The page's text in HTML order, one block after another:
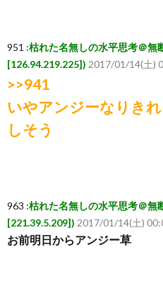
951 :枯れた名無しの水平思考＠無
[126.94.219.225]) 2017/01/14(土)
>>941
いやアンジーなりき
しそう
963 :枯れた名無しの水平思考＠無
[221.39.5.209]) 2017/01/14(土)
お前明日からアンジー草